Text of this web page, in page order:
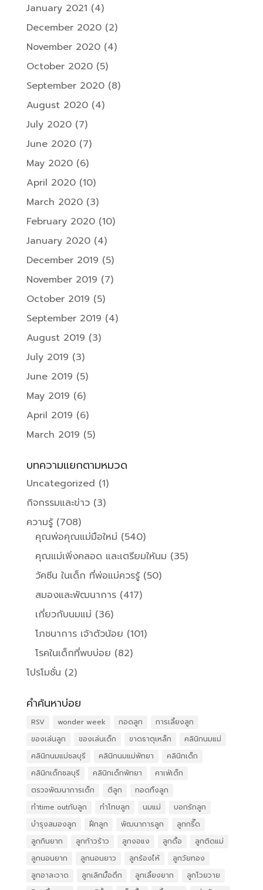
January 2021 (4)
December 2020(2)
November 2020(4)
October 2020(5)
September 2020(8)
August 2020(4)
July 2020(7)
June 2020(7)
May 2020(6)
April 2020(10)
March 2020(3)
February 2020(10)
January 2020(4)
December 2019 (5)
November 2019 (7)
October 2019 (5)
September 2019 (4)
August 2019 (3)
July 2019 (3)
June 2019 (5)
May 2019 (6)
April 2019 (6)
March 2019 (5)
บทความแยกตามหมวด
Uncategorized (1)
กิจกรรมและข่าว(3)
ความรู้(708)
คุณพ่อคุณแม่มือใหม่ (540)
คุณแม่เพิ่งคลอด และเตรียมให้นม (35)
วัคซีน ในเด็ก ที่พ่อแม่ควรรู้(50)
สมองและพัฒนาการ(417)
เกี่ยวกับนมแม่ (36)
โภชนาการ เจ้าตัวน้อย (101)
โรคในเด็กที่พบบ่อย (82)
โปรโมชั่น (2)
คำค้นหาบ่อย
RSV wonder week กอดลูก
การเลี้ยงลูก
ของเล่นลูก
ของเล่นเด็ก ขาดธาตุเหล็ก
คลินิกนมแม่
คลินิกนมแม่ชลบุรี
คลินิกนมแม่พัทยา
คลินิกเด็ก
คลินิกเด็กชลบุรี
คลินิกเด็กพัทยา
คาเฟ่เด็ก
ตรวจพัฒนาการเด็ก
ตีลูก
ทอดทิ้งลูก
ทำtime outกับลูก
ทำโทษลูก นมแม่
บอกรักลูก
บำรุงสมองลูก
ฝึกลูก พัฒนาการลูก
ลูกกรี๊ด
ลูกกินยาก
ลูกก้าวร้าว ลูกงอแง ลูกดื้อ
ลูกติดแม่
ลูกนอนยาก
ลูกนอนยาว ลูกร้องไห้
ลูกวัยทอง
ลูกอาละวาด
ลูกเลิกมื้อดึก ลูกเลี้ยงยาก
ลูกโวยวาย